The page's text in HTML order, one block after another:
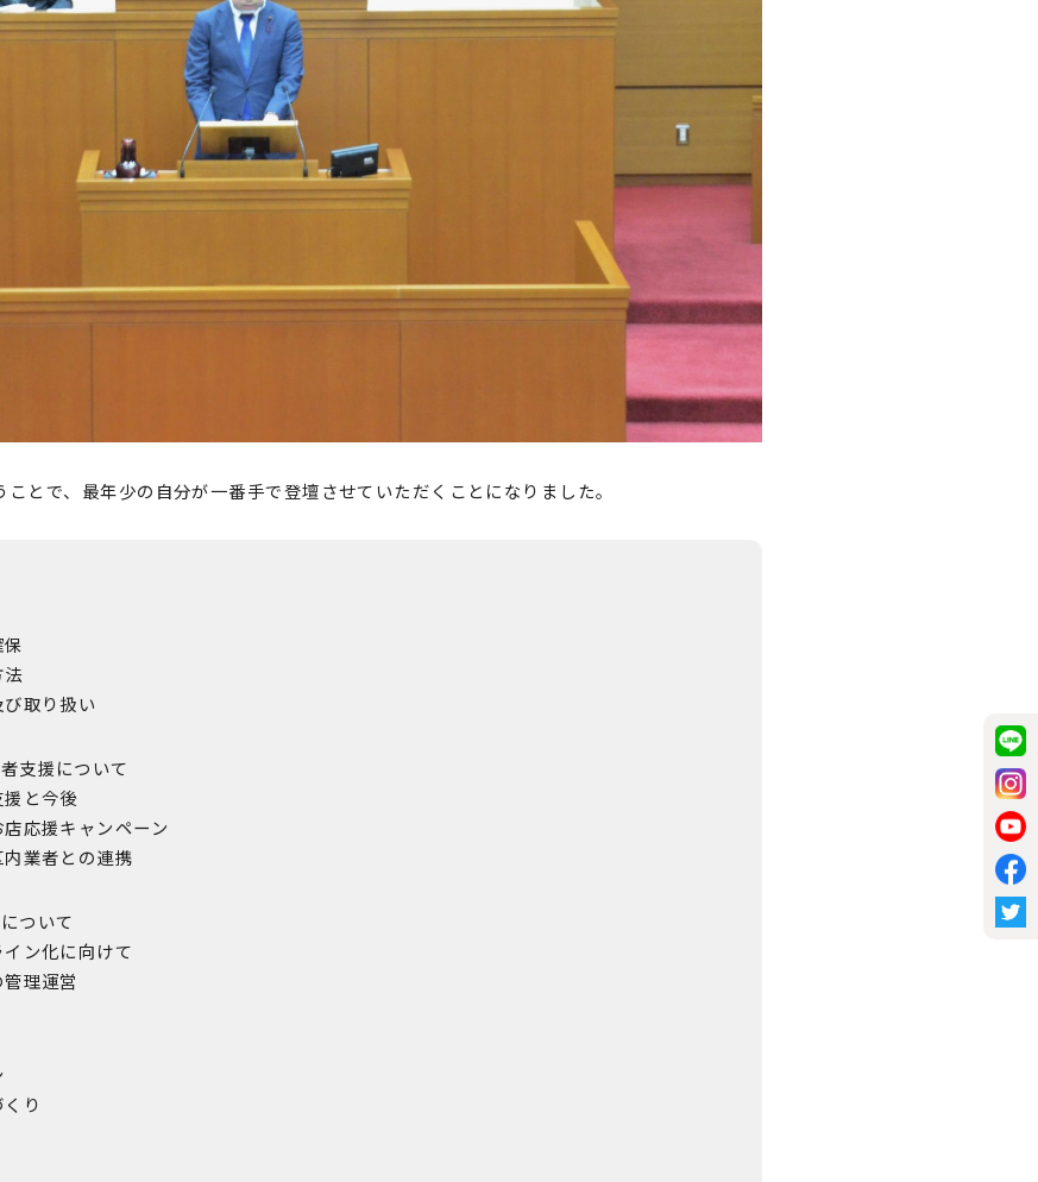
とで、最年少の自分が一番手で登壇させていただくことになりました。
取り扱い
支援について
と今後
応援キャンペーン
業者との連携
ついて
ン化に向けて
理運営
り